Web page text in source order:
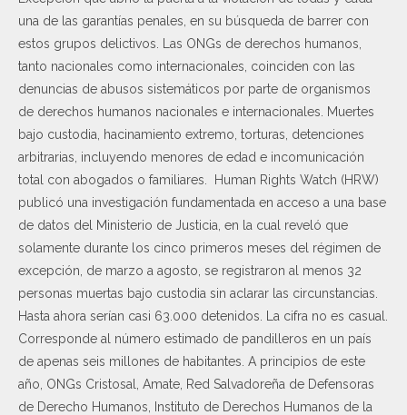
una de las garantías penales, en su búsqueda de barrer con
estos grupos delictivos. Las ONGs de derechos humanos,
tanto nacionales como internacionales, coinciden con las
denuncias de abusos sistemáticos por parte de organismos
de derechos humanos nacionales e internacionales. Muertes
bajo custodia, hacinamiento extremo, torturas, detenciones
arbitrarias, incluyendo menores de edad e incomunicación
total con abogados o familiares. Human Rights Watch (HRW)
publicó una investigación fundamentada en acceso a una base
de datos del Ministerio de Justicia, en la cual reveló que
solamente durante los cinco primeros meses del régimen de
excepción, de marzo a agosto, se registraron al menos 32
personas muertas bajo custodia sin aclarar las circunstancias.
Hasta ahora serían casi 63.000 detenidos. La cifra no es casual.
Corresponde al número estimado de pandilleros en un país
de apenas seis millones de habitantes. A principios de este
año, ONGs Cristosal, Amate, Red Salvadoreña de Defensoras
de Derecho Humanos, Instituto de Derechos Humanos de la